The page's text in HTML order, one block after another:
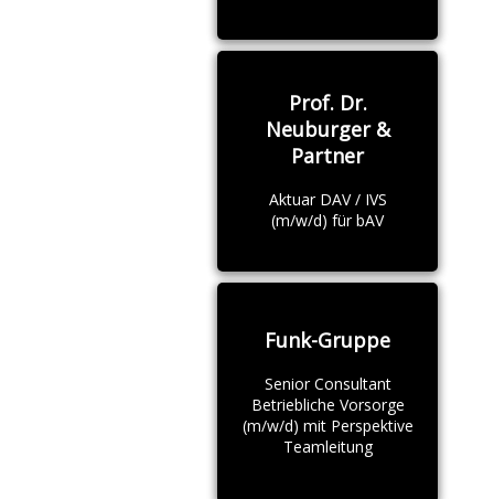
Prof. Dr.
Neuburger &
Partner
Aktuar DAV / IVS
(m/w/d) für bAV
Funk-Gruppe
Senior Consultant
Betriebliche Vorsorge
(m/w/d) mit Perspektive
Teamleitung